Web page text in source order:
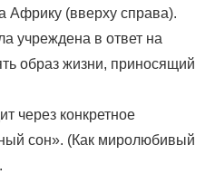
Африку (вверху справа).
учреждена в ответ на
образ жизни, приносящий
через конкретное
сон». (Как миролюбивый